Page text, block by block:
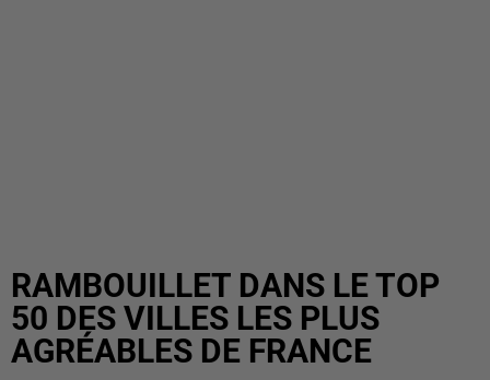
RAMBOUILLET DANS LE TOP
50 DES VILLES LES PLUS
AGRÉABLES DE FRANCE